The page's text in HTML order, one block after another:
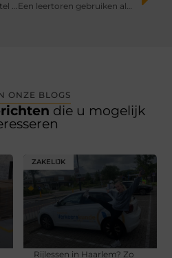
Een elektronisch drumstel kopen Een leertoren gebruiken als keukenhulp voor verhogen bewustzijn bij kinderen
ONZE BLOGS
die u mogelijk
ZAKELIJK
Rijlessen in Haarlem? Zo